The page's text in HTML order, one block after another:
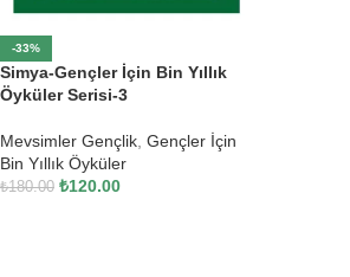
-33%
Simya-Gençler İçin Bin Yıllık
Öyküler Serisi-3
Mevsimler Gençlik, Gençler İçin
Bin Yıllık Öyküler
₺180.00 ₺120.00